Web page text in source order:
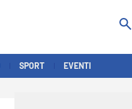
SPORT EVENTI